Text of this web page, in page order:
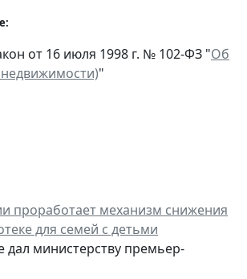
от 16 июля 1998 г. № 102-ФЗ "Об
недвижимости)"
проработает механизм снижения
для семей с детьми
дал министерству премьер-